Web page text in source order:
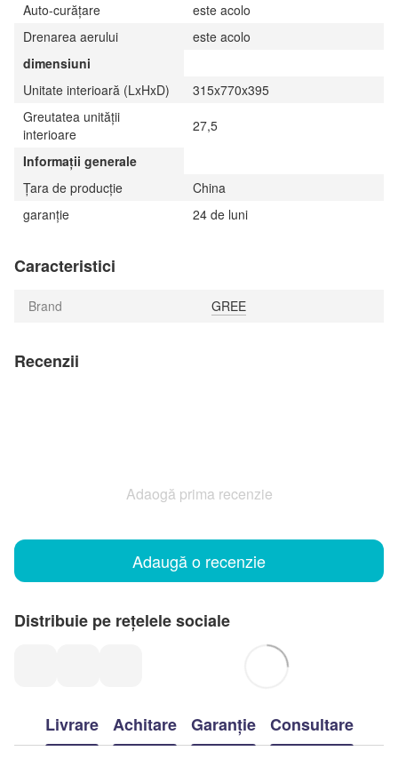
Auto-curățare
este acolo
Drenarea aerului
este acolo
dimensiuni
Unitate interioară (LxHxD)
315x770x395
Greutatea unității
interioare
27,5
Informații generale
Țara de producție
China
garanție
24 de luni
Caracteristici
Brand GREE
Recenzii
Adaogă prima recenzie
Adaugă o recenzie
Distribuie pe rețelele sociale
Livrare Achitare Garanție Consultare